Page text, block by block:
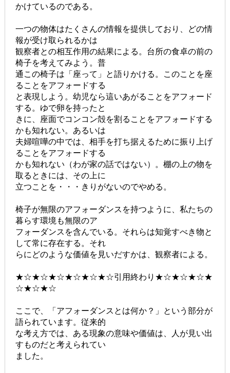
かけているのである。
一つの物体はたくさんの情報を提供しており、どの情
報が受け取られるかは
観察者との相互作用の結果による。台所の食卓の前の
椅子を考えてみよう。普
通この椅子は「座って」と語りかける。このことを座
ることをアフォードする
と表現しよう。幼児なら這いあがることをアフォード
する。ゆで卵を持ったと
きに、座面でコンコン殻を割ることをアフォードする
かも知れない。あるいは
夫婦喧嘩の中では、相手を打ち据えるために振り上げ
ることをアフォードする
かも知れない（わが家の話ではない）。棚の上の物を
取るときには、その上に
立つことを・・・きりがないのでやめる。
椅子が無限のアフォーダンスを持つように、私たちの
暮らす環境も無限のア
フォーダンスを含んでいる。それらは知覚すべき物と
して常に存在する。それ
らにどのような価値を見いだすかは、観察者による。
★☆★☆★☆★☆★☆★☆引用終わり★☆★☆★☆★
☆★☆★☆
ここで、「アフォーダンスとは何か？」という部分が
語られています。従来的
な考え方では、ある現象の意味や価値は、人が見い出
すものだと考えられてい
ました。